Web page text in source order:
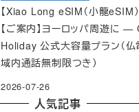
【Xiao Long eSIM（小龍eSIM
【ご案内】ヨーロッパ周遊に
Holiday 公式大容量プラン（仏
域内通話無制限つき）
2026-07-26
人気記事